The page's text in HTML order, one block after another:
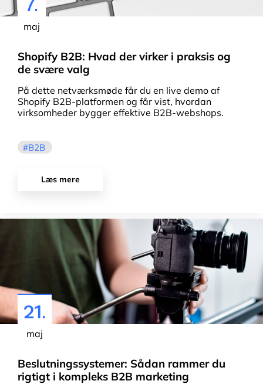
maj
Shopify B2B: Hvad der virker i praksis og
de svære valg
På dette netværksmøde får du en live demo af
Shopify B2B-platformen og får vist, hvordan
virksomheder bygger effektive B2B-webshops.
B2B
Læs mere
21.
maj
Beslutningssystemer: Sådan rammer du
rigtigt i kompleks B2B marketing